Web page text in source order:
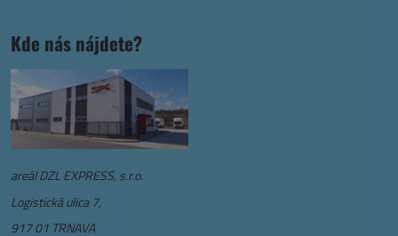
Kde nás nájdete?
areál DZL EXPRESS, s.r.o.
Logistická ulica 7,
917 01 TRNAVA